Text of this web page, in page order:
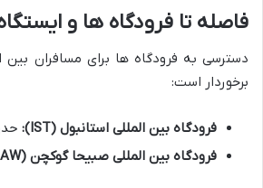
فاصله تا فرودگاه ها و
دسترسی به فرودگاه ها برای مسافران بین
برخوردار است:
فرودگاه بین المللی استانبول (IST):
حدود
فرودگاه بین المللی صبیحا گوکچن (SAW):